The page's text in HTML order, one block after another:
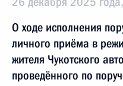
О ходе исполнения
личного приёма в
жителя Чукотского
проведённого по